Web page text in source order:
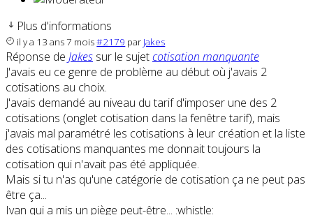
Plus d'informations
il y a 13 ans 7 mois#2179 par Jakes
Réponse de Jakes sur le sujetcotisation manquante
J'avais eu ce genre de problème au début où j'avais 2
cotisations au choix.
J'avais demandé au niveau du tarif d'imposer une des 2
cotisations (onglet cotisation dans la fenêtre tarif), mais
j'avais mal paramétré les cotisations à leur création et la liste
des cotisations manquantes me donnait toujours la
cotisation qui n'avait pas été appliquée.
Mais si tu n'as qu'une catégorie de cotisation ça ne peut pas
être ça...
Ivan qui a mis un piège peut-être... :whistle: